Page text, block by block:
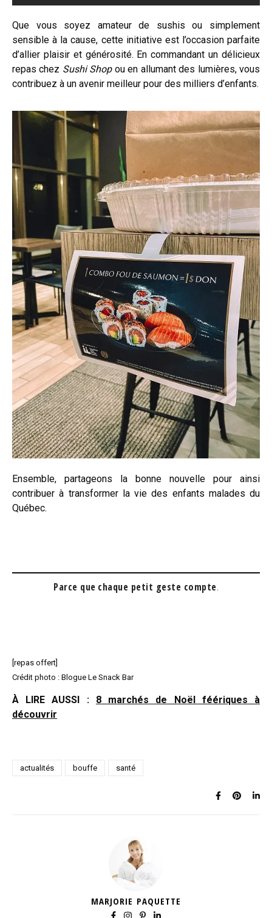
Que vous soyez amateur de sushis ou simplement
sensible à la cause, cette initiative est l’occasion parfaite
d’allier plaisir et générosité. En commandant un délicieux
repas chez Sushi Shopou en allumant des lumières, vous
contribuez à un avenir meilleur pour des milliers d’enfants.
Ensemble, partageons la bonne nouvelle pour ainsi
contribuer à transformer la vie des enfants malades du
Québec.
Parce que chaque petit geste compte.
[repas offert]
Crédit photo : Blogue Le Snack Bar
À LIRE AUSSI : 8marchés de Noël féériques à
découvrir
actualités bouffe santé
MARJORIE PAQUETTE